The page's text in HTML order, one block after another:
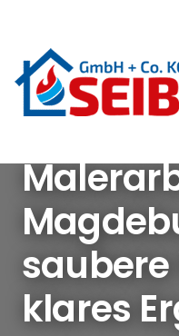
klares